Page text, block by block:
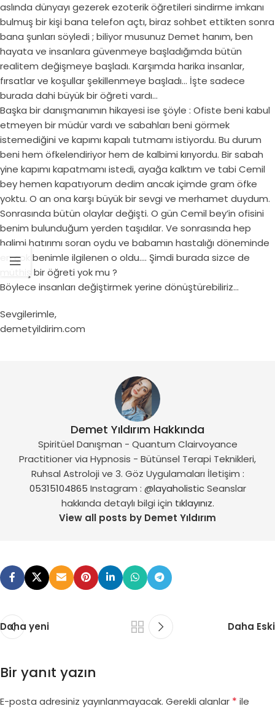
aslında dünyayı gezerek ezoterik öğretileri sindirme imkanı
bulmuş bir kişi bana telefon açtı, biraz sohbet ettikten sonra
bana şunları söyledi ; biliyor musunuz Demet hanım, ben
hayata ve insanlara güvenmeye başladığımda bütün
realitem değişmeye başladı. Karşımda harika insanlar,
fırsatlar ve koşullar şekillenmeye başladı… İşte sadece
burada dahi büyük bir öğreti vardı…
Başka bir danışmanımın hikayesi ise şöyle : Ofiste beni kabul
etmeyen bir müdür vardı ve sabahları beni görmek
istemediğini ve kapımı kapalı tutmamı istiyordu. Bu durum
beni hem öfkelendiriyor hem de kalbimi kırıyordu. Bir sabah
yine kapımı kapatmamı istedi, ayağa kalktım ve tabi Cemil
bey hemen kapatıyorum dedim ancak içimde gram öfke
yoktu. O an ona karşı büyük bir sevgi ve merhamet duydum.
Sonrasında bütün olaylar değişti. O gün Cemil bey’in ofisini
benim bulunduğum yerden taşıdılar. Ve sonrasında hep
halimi hatırımı soran oydu ve babamın hastalığı döneminde
en çok benimle ilgilenen o oldu…. Şimdi burada sizce de
müthiş bir öğreti yok mu ?
Böylece insanları değiştirmek yerine dönüştürebiliriz…
Sevgilerimle,
demetyildirim.com
Demet Yıldırım Hakkında
Spiritüel Danışman - Quantum Clairvoyance
Practitioner via Hypnosis - Bütünsel Terapi Teknikleri,
Ruhsal Astroloji ve 3. Göz Uygulamaları İletişim :
05315104865 Instagram : @layaholisticSeanslar
hakkında detaylı bilgi için tıklayınız.
View all posts by Demet Yıldırım
Daha yeni Daha Eski
Bir yanıt yazın
E-posta adresiniz yayınlanmayacak. Gerekli alanlar * ile